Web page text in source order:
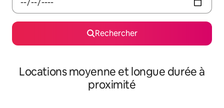
Rechercher
Locations moyenne et longue durée à
proximité